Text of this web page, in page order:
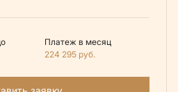
Платеж в месяц
224 295 руб.